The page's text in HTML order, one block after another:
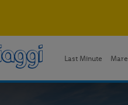
Last Minute Mare